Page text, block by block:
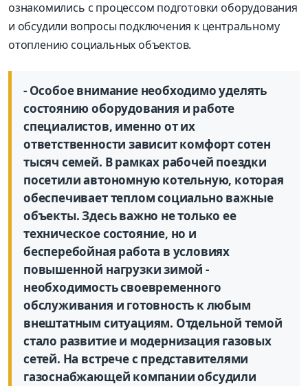
ознакомились с процессом подготовки оборудования
и обсудили вопросы подключения к центральному
отоплению социальных объектов.
- Особое внимание необходимо уделять
состоянию оборудования и работе
специалистов, именно от их
ответственности зависит комфорт сотен
тысяч семей. В рамках рабочей поездки
посетили автономную котельную, которая
обеспечивает теплом социально важные
объекты. Здесь важно не только ее
техническое состояние, но и
бесперебойная работа в условиях
повышенной нагрузки зимой -
необходимость свое­временного
обслуживания и готовность к любым
внештатным ситуациям. Отдельной темой
стало развитие и модернизация газовых
сетей. На встрече с представителями
газоснабжающей компании обсудили